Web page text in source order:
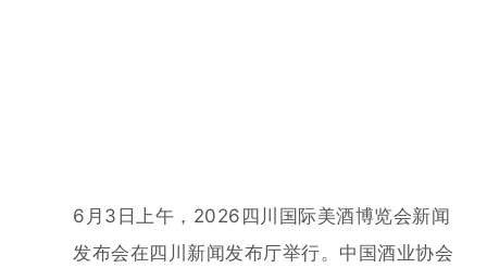
6月3日上午，2026四川国际美酒博览会新闻
发布会在四川新闻发布厅举行。中国酒业协会